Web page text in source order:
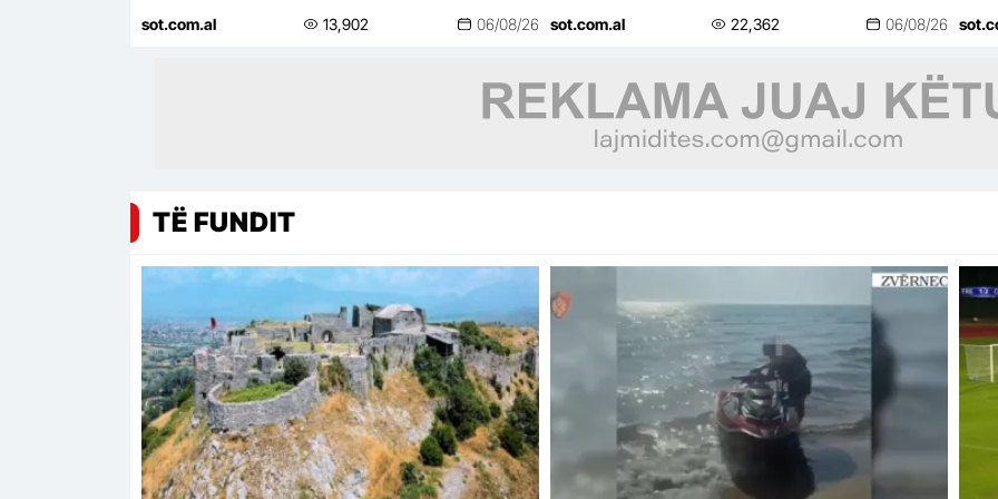
Zvërnec
sot.com.al 13,902 06/08/26
marshojnë drejt Korpusit: Ju erdhi
sot.com.al 22,362 06/08/26
TË FUNDIT